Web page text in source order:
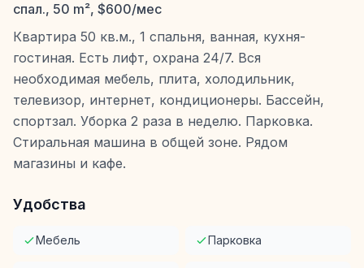
спал., 50 m², $600/мес
Квартира 50 кв.м., 1 спальня, ванная, кухня-
гостиная. Есть лифт, охрана 24/7. Вся
необходимая мебель, плита, холодильник,
телевизор, интернет, кондиционеры. Бассейн,
спортзал. Уборка 2 раза в неделю. Парковка.
Стиральная машина в общей зоне. Рядом
магазины и кафе.
Удобства
Мебель Парковка